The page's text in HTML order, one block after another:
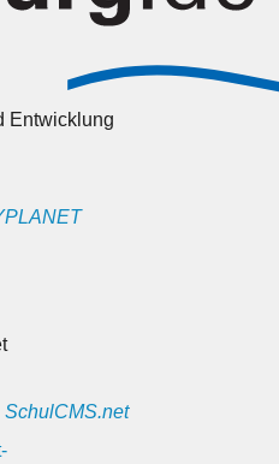
Entwicklung
SchulCMS.net